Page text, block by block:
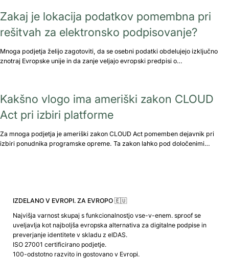
Zakaj je lokacija podatkov pomembna pri
rešitvah za elektronsko podpisovanje?
Mnoga podjetja želijo zagotoviti, da se osebni podatki obdelujejo izključno
znotraj Evropske unije in da zanje veljajo evropski predpisi o…
Kakšno vlogo ima ameriški zakon CLOUD
Act pri izbiri platforme
Za mnoga podjetja je ameriški zakon CLOUD Act pomemben dejavnik pri
izbiri ponudnika programske opreme. Ta zakon lahko pod določenimi…
IZDELANO V EVROPI. ZA EVROPO 🇪🇺
Najvišja varnost skupaj s funkcionalnostjo vse-v-enem. sproof se
uveljavlja kot najboljša evropska alternativa za digitalne podpise in
preverjanje identitete v skladu z eIDAS.
ISO 27001 certificirano podjetje.
100-odstotno razvito in gostovano v Evropi.